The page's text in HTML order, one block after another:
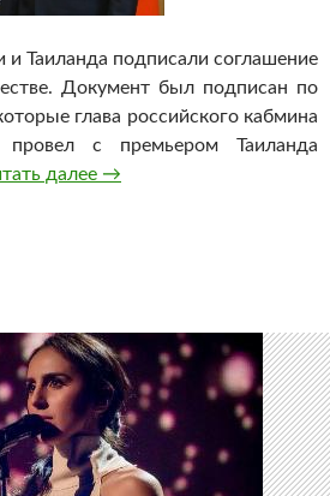
и Таиланда подписали соглашение
Документ был подписан по
глава российского кабмина
с премьером Таиланда
далее Россия и Таиланд
→